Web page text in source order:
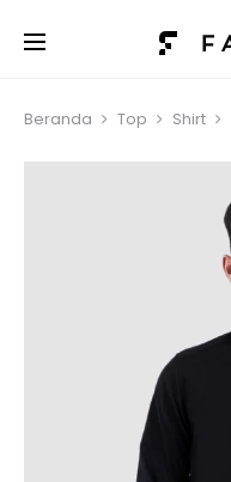
Beranda Top Shirt